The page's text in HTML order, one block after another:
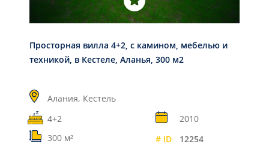
Просторная вилла 4+2, с камином, мебелью и
техникой, в Кестеле, Аланья, 300 м2
Алания, Кестель
4+2
2010
300 м²
# ID 12254